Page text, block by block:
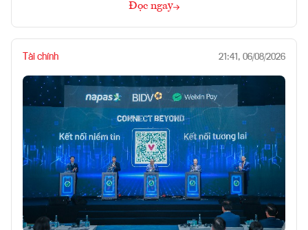
Đọc ngay
Tài chính 21:41, 06/08/2026